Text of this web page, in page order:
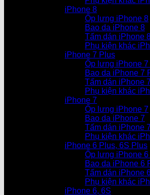
iPhone 8
Ốp lưng iPhone 8
Bao da iPhone 8
Tấm dán iPhone
Phụ kiện khác
iPhone 7 Plus
Ốp lưng iPhone
Bao da iPhone 7
Tấm dán iPhone
Phụ kiện khác
iPhone 7
Ốp lưng iPhone 7
Bao da iPhone 7
Tấm dán iPhone 7
Phụ kiện khác
iPhone 6 Plus, 6S Plus
Ốp lưng iPhone
Bao da iPhone 6
Tấm dán iPhone
Phụ kiện khác
iPhone 6, 6S